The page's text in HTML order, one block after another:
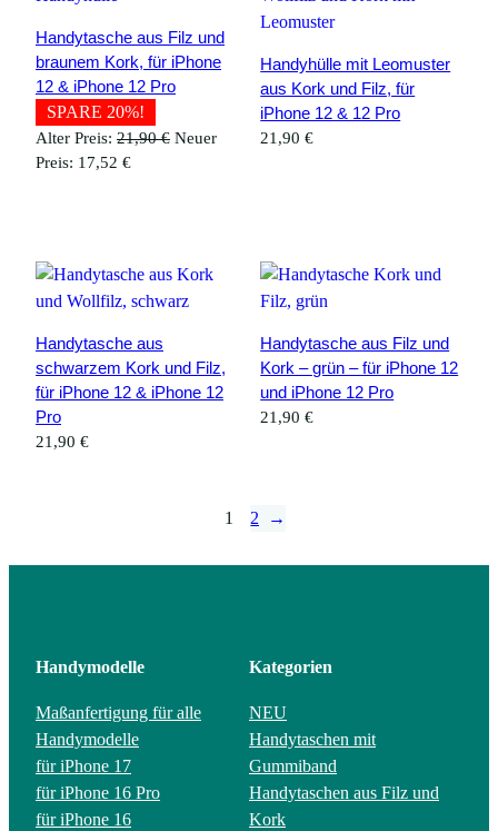
Handytasche aus Filz und
braunem Kork, für iPhone
12 & iPhone 12 Pro
SPARE 20%!
Alter Preis: 21,90€ Ursprünglicher
Neuer
Preis: 17,52 €Aktueller
Handyhülle mit Leomuster
aus Kork und Filz, für
iPhone 12 & 12 Pro
21,90€
Handytasche aus
schwarzem Kork und Filz,
für iPhone 12 & iPhone 12
Pro
21,90 €
Handytasche aus Filz und
Kork – grün – für iPhone 12
und iPhone 12 Pro
21,90€
1 2 →
Handymodelle
Maßanfertigung für alle
Handymodelle
für iPhone 17
für iPhone 16 Pro
für iPhone 16
Kategorien
NEU
Handytaschen mit
Gummiband
Handytaschen aus Filz und
Kork